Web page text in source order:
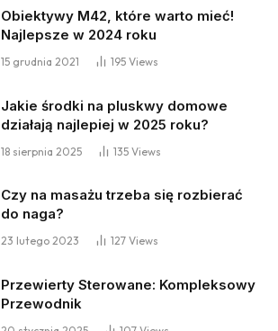
Obiektywy M42, które warto mieć!
Najlepsze w 2024 roku
15 grudnia 2021 195 Views
Jakie środki na pluskwy domowe
działają najlepiej w 2025 roku?
18 sierpnia 2025 135 Views
Czy na masażu trzeba się rozbierać
do naga?
23 lutego 2023 127 Views
Przewierty Sterowane: Kompleksowy
Przewodnik